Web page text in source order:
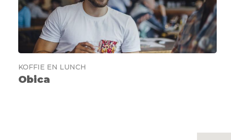
KOFFIE EN LUNCH
Obica